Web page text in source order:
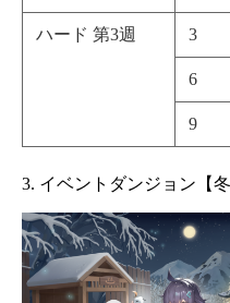
ハード 第3週 3
6
9
3. イベントダンジョン【